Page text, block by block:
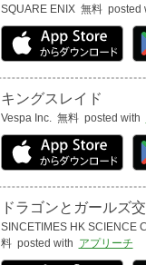
SQUARE ENIX 無料 posted
キングスレイド
Vespa Inc. 無料 posted with
ドラゴンとガールズ
SINCETIMES HK SCIENCE
料 posted with アプリーチ